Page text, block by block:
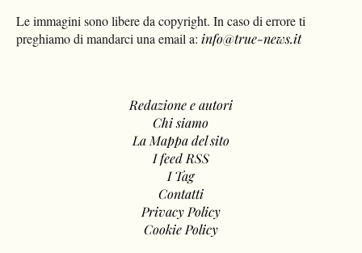
Le immagini sono libere da copyright. In caso di errore ti
preghiamo di mandarci una email a: info@true-news.it
Redazione e autori
Chi siamo
La Mappa del sito
I feed RSS
I Tag
Contatti
Privacy Policy
Cookie Policy